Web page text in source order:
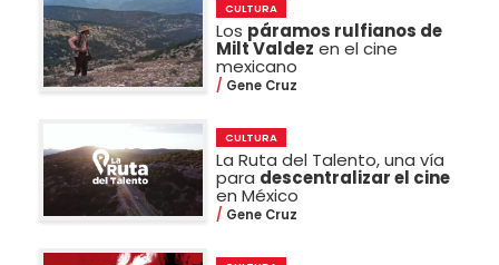
CULTURA
Los páramos rulfianos de
Milt Valdez en el cine
mexicano
Gene Cruz
CULTURA
La Ruta del Talento, una vía
para descentralizar el cine
en México
Gene Cruz